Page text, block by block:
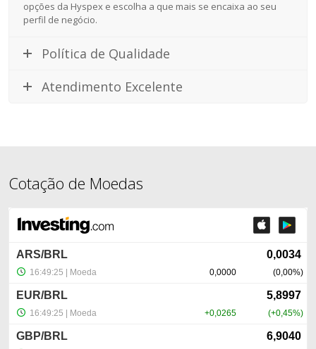
opções da Hyspex e escolha a que mais se encaixa ao seu
perfil de negócio.
Política de Qualidade
Atendimento Excelente
Cotação de Moedas